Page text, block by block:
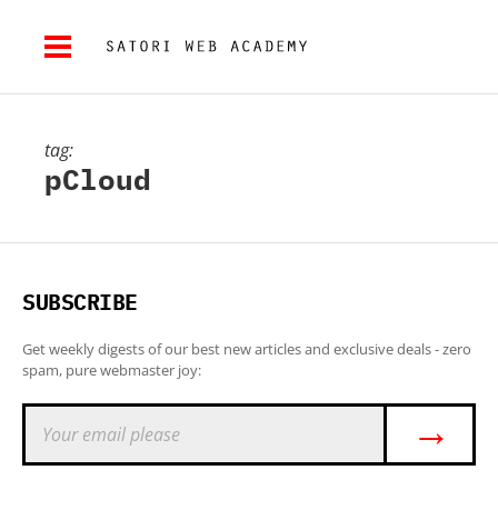
tag:
pCloud
SUBSCRIBE
Get weekly digests of our best new articles and exclusive deals - zero
spam, pure webmaster joy:
→